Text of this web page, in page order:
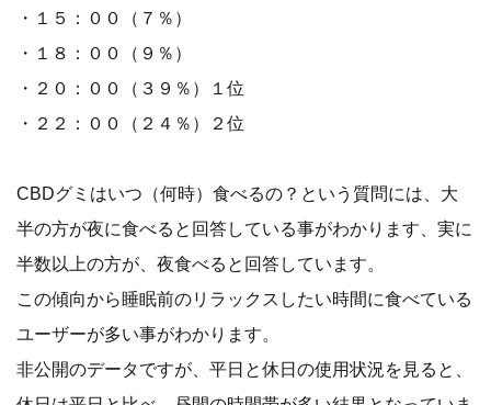
・１５：００（７％）
・１８：００（９％）
・２０：００（３９％）１位
・２２：００（２４％）２位
CBDグミはいつ（何時）食べるの？という質問には、大
半の方が夜に食べると回答している事がわかります、実に
半数以上の方が、夜食べると回答しています。
この傾向から睡眠前のリラックスしたい時間に食べている
ユーザーが多い事がわかります。
非公開のデータですが、平日と休日の使用状況を見ると、